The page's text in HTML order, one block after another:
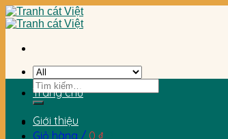
Skip
to
Tìm
kiếm:
Giỏ hàng / 0 ₫
Trang chủ
Giới thiệu